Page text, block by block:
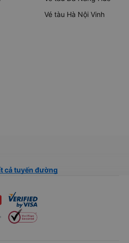
Vé tàu Hà Nội Vinh
cả tuyến đường